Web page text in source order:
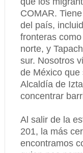
COMAR.
del país,
fronteras
norte, y
sur. Nosotros
de México que
Alcaldía de
concentrar
Al salir de la
201, la más
encontramos